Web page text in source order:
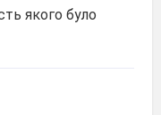
якого було